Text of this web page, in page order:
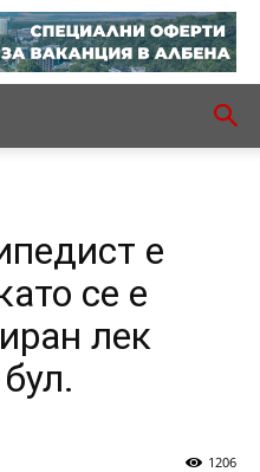
е
се е
лек
1206